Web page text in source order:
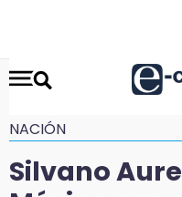
NACIÓN
Silvano